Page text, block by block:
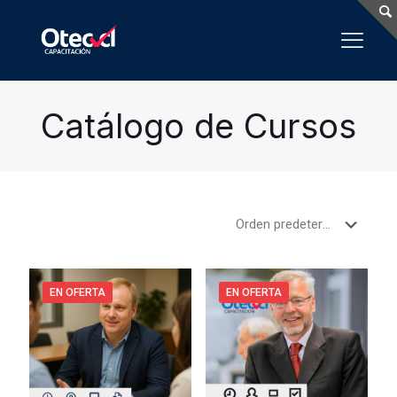
Catálogo de Cursos
EN OFERTA EN OFERTA